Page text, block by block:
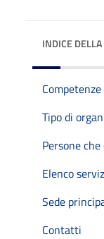
INDICE
Competenze
Tipo di
Persone
Elenco
Sede
Contatti